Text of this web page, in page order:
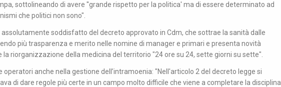
sottolineando di avere ''grande rispetto per la politica' ma di essere determinato ad
che politici non sono".
assolutamente soddisfatto del decreto approvato in Cdm, che sottrae la sanità dalle
più trasparenza e merito nelle nomine di manager e primari e presenta novità
riorganizzazione della medicina del territorio "24 ore su 24, sette giorni su sette".
anche nella gestione dell’intramoenia: "Nell'articolo 2 del decreto legge si
di dare regole più certe in un campo molto difficile che viene a completare la disciplina